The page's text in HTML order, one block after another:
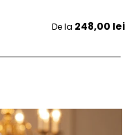
Pret initial
De la 248,00 lei